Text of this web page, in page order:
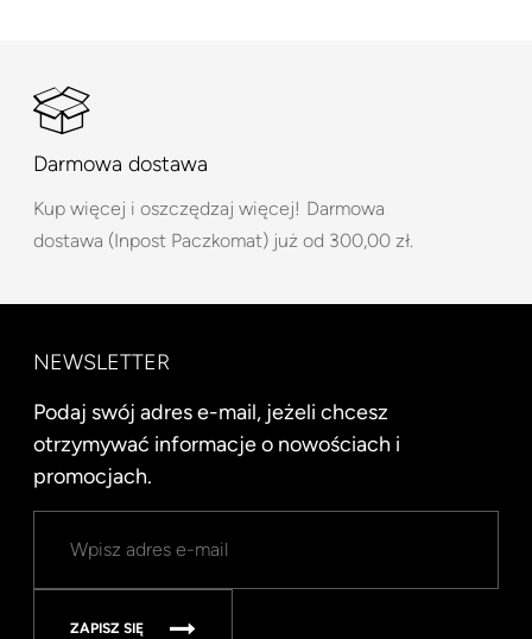
Darmowa dostawa
Kup więcej i oszczędzaj więcej! Darmowa
dostawa (Inpost Paczkomat) już od 300,00 zł.
NEWSLETTER
Podaj swój adres e-mail, jeżeli chcesz
otrzymywać informacje o nowościach i
promocjach.
ZAPISZ SIĘ